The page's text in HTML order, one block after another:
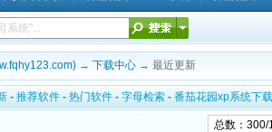
→ 下载中心 → 最近更新
- 推荐软件 - 热门软件 - 字母检索 - 番茄花园xp系统下载
总数：300/